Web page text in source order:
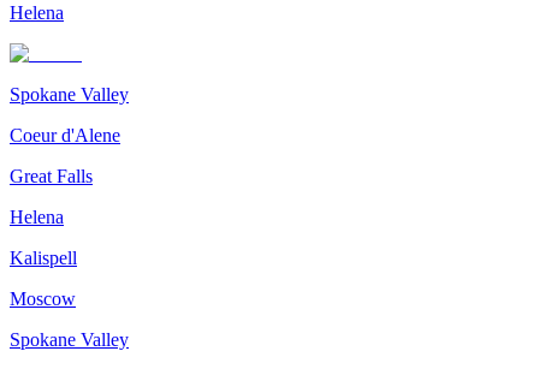
Helena
Spokane Valley
Coeur d'Alene
Great Falls
Helena
Kalispell
Moscow
Spokane Valley